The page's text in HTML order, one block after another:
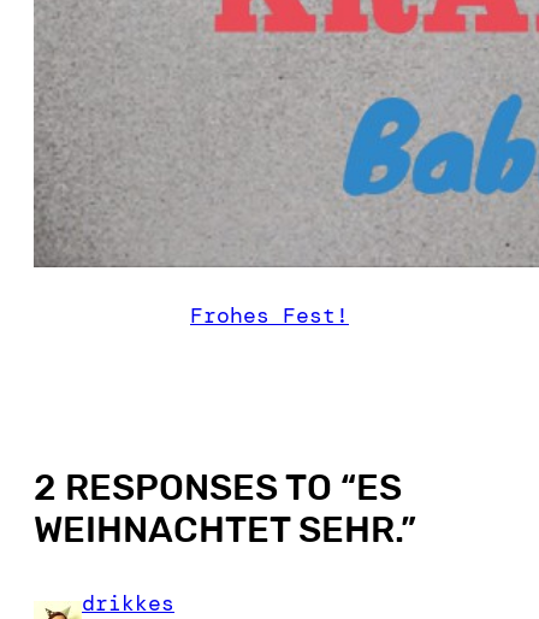
Frohes Fest!
2 RESPONSES TO “ES
WEIHNACHTET SEHR.”
drikkes